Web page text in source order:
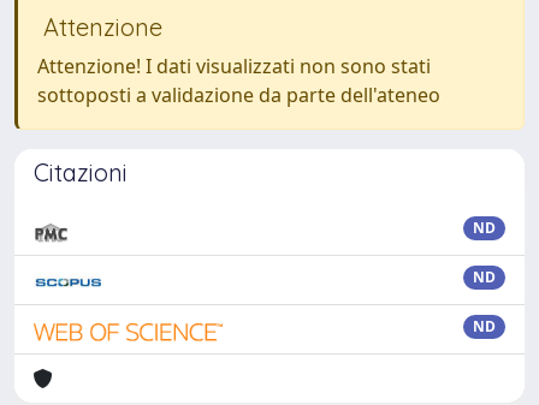
Attenzione
Attenzione! I dati visualizzati non sono stati
sottoposti a validazione da parte dell'ateneo
Citazioni
ND
ND
ND